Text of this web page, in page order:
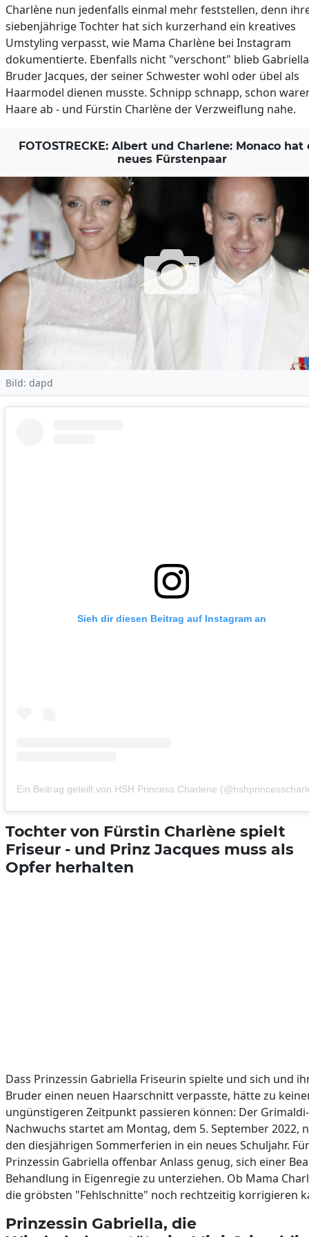
Charlène nun jedenfalls einmal mehr feststellen, denn
siebenjährige Tochter hat sich kurzerhand ein kreatives
Umstyling verpasst, wie Mama Charlène bei Instagram
dokumentierte. Ebenfalls nicht "verschont" blieb
Bruder Jacques, der seiner Schwester wohl oder übel als
Haarmodel dienen musste. Schnipp schnapp, schon
Haare ab - und Fürstin Charlène der Verzweiflung nahe.
FOTOSTRECKE: Albert und Charlene: Monaco hat
neues Fürstenpaar
Bild: dapd
Sieh dir diesen Beitrag auf Instagram an
Ein Beitrag geteilt von HSH Princess Charlene
Tochter von Fürstin Charlène spielt
Friseur - und Prinz Jacques muss als
Opfer herhalten
Dass Prinzessin Gabriella Friseurin spielte und sich und
Bruder einen neuen Haarschnitt verpasste, hätte zu
ungünstigeren Zeitpunkt passieren können: Der Grimaldi-
Nachwuchs startet am Montag, dem 5. September 2022,
den diesjährigen Sommerferien in ein neues Schuljahr. Für
Prinzessin Gabriella offenbar Anlass genug, sich einer
Behandlung in Eigenregie zu unterziehen. Ob Mama
die gröbsten "Fehlschnitte" noch rechtzeitig korrigieren
Prinzessin Gabriella, die